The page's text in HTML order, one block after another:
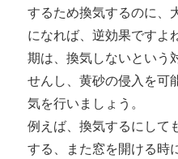
するため換気するのに、
になれば、逆効果ですよ
期は、換気しないという
せんし、黄砂の侵入を可
気を行いましょう。
例えば、換気するにして
する、また窓を開ける時